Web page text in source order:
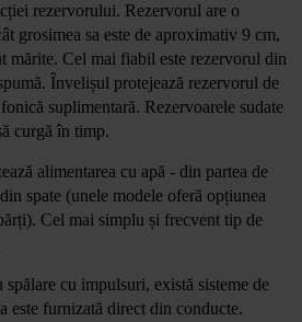
rezervorului. Rezervorul are o
grosimea sa este de aproximativ 9 cm,
mărite. Cel mai fiabil este rezervorul din
Învelișul protejează rezervorul de
suplimentară. Rezervoarele sudate
curgă în timp.
alimentarea cu apă - din partea de
spate (unele modele oferă opțiunea
Cel mai simplu și frecvent tip de
spălare cu impulsuri, există sisteme de
este furnizată direct din conducte.